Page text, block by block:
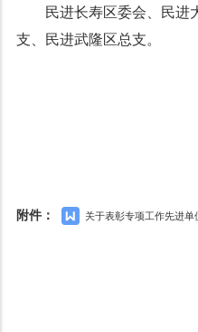
民进长寿区委会、民进
支、民进武隆区总支。
附件： 关于表彰专项工作先进单